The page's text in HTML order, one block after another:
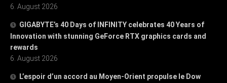
6. August 2026
GIGABYTE’s 40 Days of INFINITY celebrates 40 Years of
Innovation with stunning GeForce RTX graphics cards and
rewards
6. August 2026
L’espoir d’un accord au Moyen-Orient propulse le Dow